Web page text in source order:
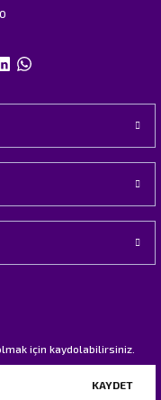
için kaydolabilirsiniz.
KAYDET